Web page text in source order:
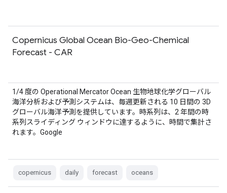
Copernicus Global Ocean Bio-Geo-Chemical
Forecast - CAR
1/4 度の Operational Mercator Ocean 生物地球化学グローバル
海洋分析および予測システムは、毎週更新される 10 日間の 3D
グローバル海洋予測を提供しています。時系列は、2 年間の時
系列スライディング ウィンドウに達するように、時間で集計さ
れます。Google
copernicus daily forecast oceans